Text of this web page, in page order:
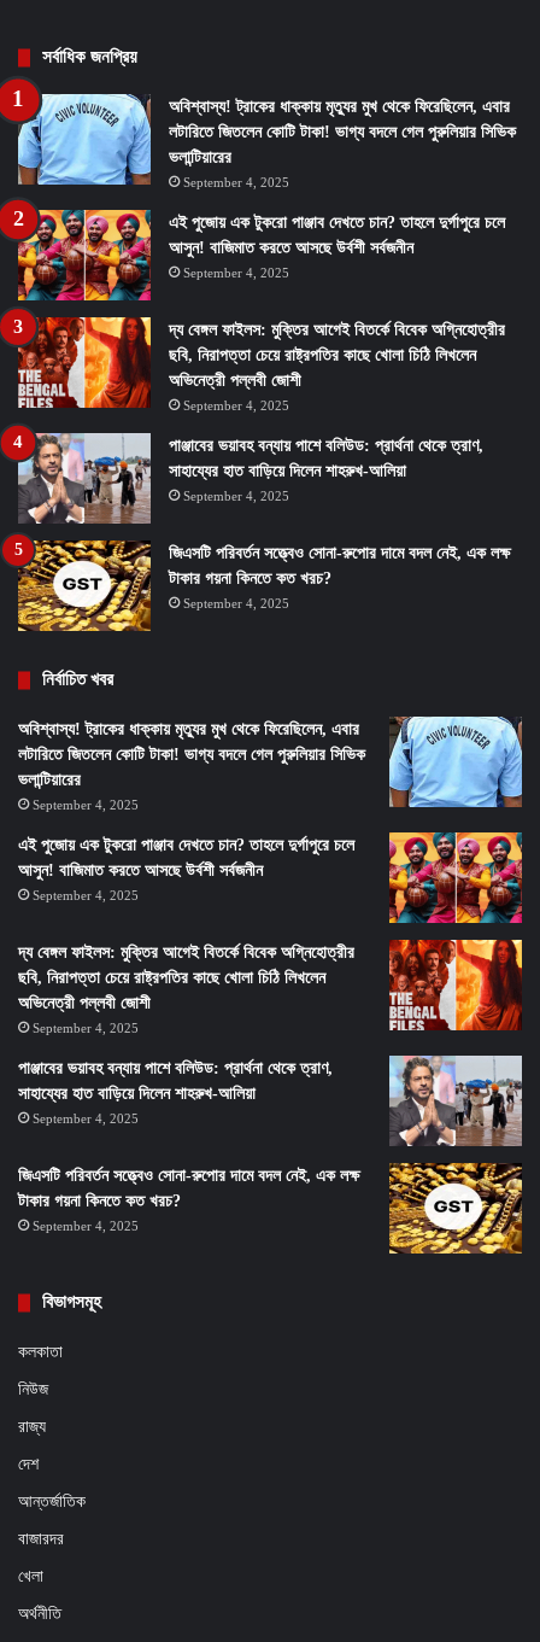
সর্বাধিক জনপ্রিয়
অবিশ্বাস্য! ট্রাকের ধাক্কায় মৃত্যুর মুখ থেকে ফিরেছিলেন, এবার
লটারিতে জিতলেন কোটি টাকা! ভাগ্য বদলে গেল পুরুলিয়ার সিভিক
ভলান্টিয়ারের
September 4, 2025
এই পুজোয় এক টুকরো পাঞ্জাব দেখতে চান? তাহলে দুর্গাপুরে চলে
আসুন! বাজিমাত করতে আসছে উর্বশী সর্বজনীন
September 4, 2025
দ্য বেঙ্গল ফাইলস: মুক্তির আগেই বিতর্কে বিবেক অগ্নিহোত্রীর
ছবি, নিরাপত্তা চেয়ে রাষ্ট্রপতির কাছে খোলা চিঠি লিখলেন
অভিনেত্রী পল্লবী জোশী
September 4, 2025
পাঞ্জাবের ভয়াবহ বন্যায় পাশে বলিউড: প্রার্থনা থেকে ত্রাণ,
সাহায্যের হাত বাড়িয়ে দিলেন শাহরুখ-আলিয়া
September 4, 2025
জিএসটি পরিবর্তন সত্ত্বেও সোনা-রুপোর দামে বদল নেই, এক লক্ষ
টাকার গয়না কিনতে কত খরচ?
September 4, 2025
নির্বাচিত খবর
অবিশ্বাস্য! ট্রাকের ধাক্কায় মৃত্যুর মুখ থেকে ফিরেছিলেন, এবার
লটারিতে জিতলেন কোটি টাকা! ভাগ্য বদলে গেল পুরুলিয়ার সিভিক
ভলান্টিয়ারের
September 4, 2025
এই পুজোয় এক টুকরো পাঞ্জাব দেখতে চান? তাহলে দুর্গাপুরে চলে
আসুন! বাজিমাত করতে আসছে উর্বশী সর্বজনীন
September 4, 2025
দ্য বেঙ্গল ফাইলস: মুক্তির আগেই বিতর্কে বিবেক অগ্নিহোত্রীর
ছবি, নিরাপত্তা চেয়ে রাষ্ট্রপতির কাছে খোলা চিঠি লিখলেন
অভিনেত্রী পল্লবী জোশী
September 4, 2025
পাঞ্জাবের ভয়াবহ বন্যায় পাশে বলিউড: প্রার্থনা থেকে ত্রাণ,
সাহায্যের হাত বাড়িয়ে দিলেন শাহরুখ-আলিয়া
September 4, 2025
জিএসটি পরিবর্তন সত্ত্বেও সোনা-রুপোর দামে বদল নেই, এক লক্ষ
টাকার গয়না কিনতে কত খরচ?
September 4, 2025
বিভাগসমূহ
কলকাতা
নিউজ
রাজ্য
দেশ
আন্তর্জাতিক
বাজারদর
খেলা
অর্থনীতি